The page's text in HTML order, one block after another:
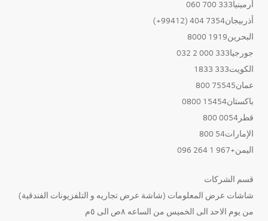
أرمينيا333 700 060
أذربيجان7354 404 (99412+)
البحرين1919 8000
جورجيا333 000 2 032
الكويت333 1833
عمان75545 800
باكستان15454 0800
قطر0054 800
الإمارات54 800
اليمن+967 1 264 096
قسم الشركات
شاشات عرض المعلومات (شاشة عرض تجاريه و التلفزيونات الفندقية)
من يوم الاحد الى الخميس من الساعه ٨ص الى ٥م